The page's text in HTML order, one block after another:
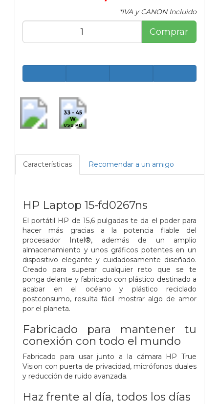
*IVA y CANON Incluido
Comprar
33 - 45
W
USB PD
Características Recomendar a un amigo
HP Laptop 15-fd0267ns
El portátil HP de 15,6 pulgadas te da el poder para
hacer más gracias a la potencia fiable del
procesador Intel®, además de un amplio
almacenamiento y unos gráficos potentes en un
dispositivo elegante y cuidadosamente diseñado.
Creado para superar cualquier reto que se te
ponga delante y fabricado con plástico destinado a
acabar en el océano y plástico reciclado
postconsumo, resulta fácil mostrar algo de amor
por el planeta.
Fabricado para mantener tu
conexión con todo el mundo
Fabricado para usar junto a la cámara HP True
Vision con puerta de privacidad, micrófonos duales
y reducción de ruido avanzada.
Haz frente al día, todos los días